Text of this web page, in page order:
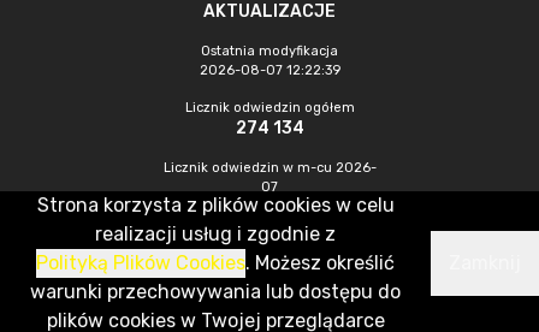
AKTUALIZACJE
Ostatnia modyfikacja
2026-08-07 12:22:39
Licznik odwiedzin ogółem
274 134
Licznik odwiedzin w m-cu 2026-
07
923
CMS & Hosting: Nefeni Sp. z o.o.
Strona korzysta z plików cookies w celu
realizacji usług i zgodnie z
Polityką Plików Cookies. Możesz określić
warunki przechowywania lub dostępu do
plików cookies w Twojej przeglądarce